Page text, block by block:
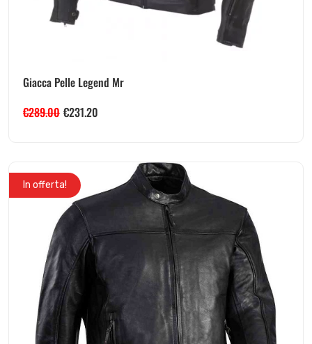
Giacca Pelle Legend Mr
€289.00 €231.20
In offerta!